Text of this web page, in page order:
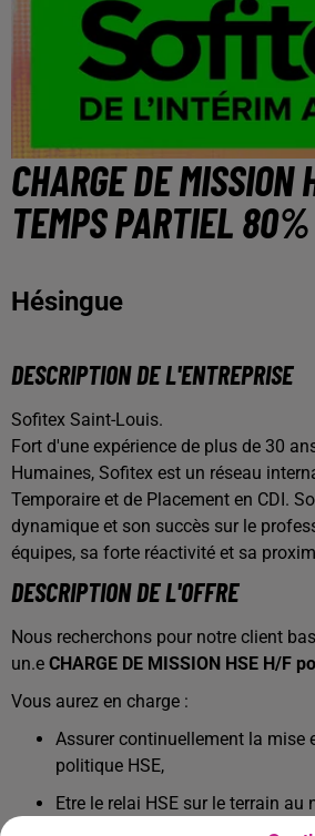
CHARGE DE
TEMPS PARTIEL 80%
Hésingue
DESCRIPTION DE L'ENTREPRISE
Sofitex Saint-Louis.
Fort d'une expérience de plus de 30
Humaines, Sofitex est un réseau
Temporaire et de Placement en CDI.
dynamique et son succès sur le
équipes, sa forte réactivité et sa
DESCRIPTION DE L'OFFRE
Nous recherchons pour notre client
un.e CHARGE DE MISSION HSE H/F
Vous aurez en charge :
Assurer continuellement la mise
politique HSE,
Etre le relai HSE sur le terrain au